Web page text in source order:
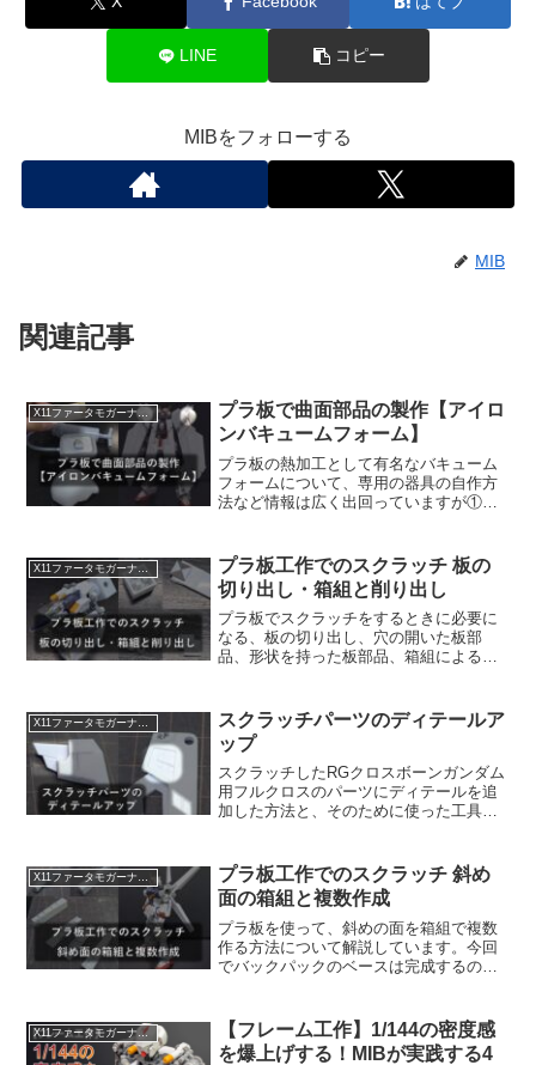
LINE コピー
MIBをフォローする
MIB
関連記事
X11ファータモガーナフルクロス
プラ板で曲面部品の製作【アイロ
ンバキュームフォーム】
プラ板の熱加工として有名なバキューム
フォームについて、専用の器具の自作方
法など情報は広く出回っていますが①熱
います。その何点を払しょくするため
に、比較的どの家庭にもあると言えるア
イロンを使って熱をかけて、掃除機を使
わずに負圧を書けるバキュームフォーム
のやり方について紹介します。
プラ板工作でのスクラッチ 板の
切り出し・箱組と削り出し
プラ板でスクラッチをするときに必要に
なる、板の切り出し、穴の開いた板部
品、形状を持った板部品、箱組による部
ださい。
X11ファータモガーナフルクロス
スクラッチパーツのディテールア
ップ
スクラッチしたRGクロスボーンガンダム
用フルクロスのパーツにディテールを追
加した方法と、そのために使った工具に
と思うのでぜひみてみてください。
X11ファータモガーナフルクロス
プラ板工作でのスクラッチ 斜め
面の箱組と複数作成
プラ板を使って、斜めの面を箱組で複数
作る方法について解説しています。今回
でバックパックのベースは完成するので
X11ファータモガーナフルクロス
【フレーム工作】1/144の密度感
を爆上げする！MIBが実践する4